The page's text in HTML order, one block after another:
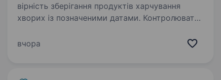
вірність зберігання продуктів харчування
хворих із позначеними датами. Контролювати
зберігання продуктів хворих. Отримувати
вчора